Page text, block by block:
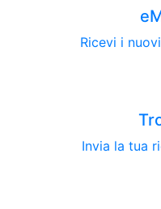
Ricevi i
Invia la tua